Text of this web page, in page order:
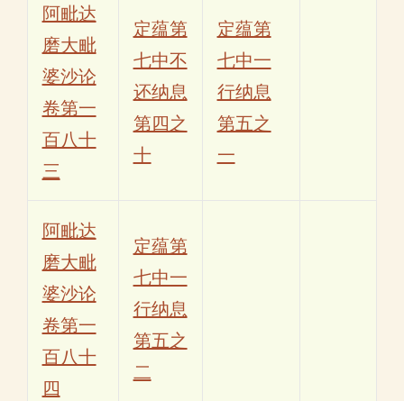
阿毗达
磨大毗
婆沙论
卷第一
百八十
三
定蕴第
七中不
还纳息
第四之
十
定蕴第
七中一
行纳息
第五之
一
阿毗达
磨大毗
婆沙论
卷第一
百八十
四
定蕴第
七中一
行纳息
第五之
二